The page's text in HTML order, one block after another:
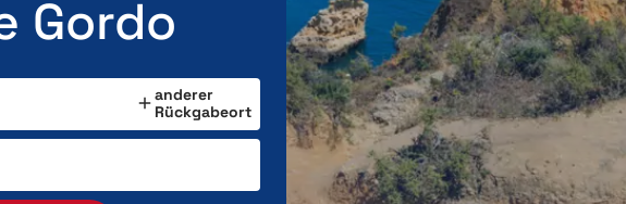
Gordo
anderer
Rückgabeort